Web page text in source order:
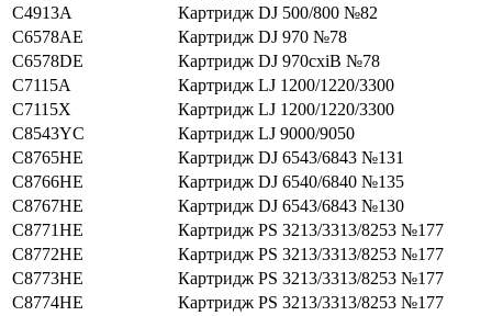
C4913A
Картридж DJ 500/800 №82
C6578AE
Картридж DJ 970 №78
C6578DE
Картридж DJ 970cxiВ №78
C7115A
Картридж LJ 1200/1220/3300
C7115X
Картридж LJ 1200/1220/3300
C8543YC
Картридж LJ 9000/9050
C8765HE
Картридж DJ 6543/6843 №131
C8766HE
Картридж DJ 6540/6840 №135
C8767HE
Картридж DJ 6543/6843 №130
C8771HE
Картридж PS 3213/3313/8253 №177
C8772HE
Картридж PS 3213/3313/8253 №177
C8773HE
Картридж PS 3213/3313/8253 №177
C8774HE
Картридж PS 3213/3313/8253 №177